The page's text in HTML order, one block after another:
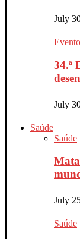
July
34.ª
July
Saúde
Saúde
July
Saúde